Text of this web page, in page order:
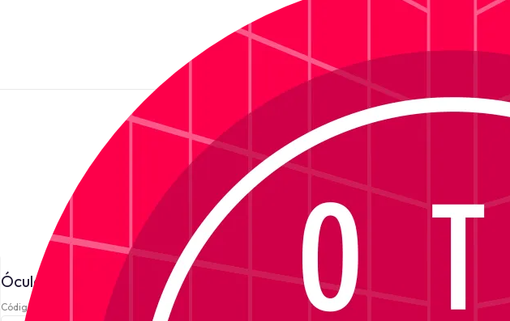
Óculos de Sol Longchamp LO717S - Havana
Código 220389- Ver descrição